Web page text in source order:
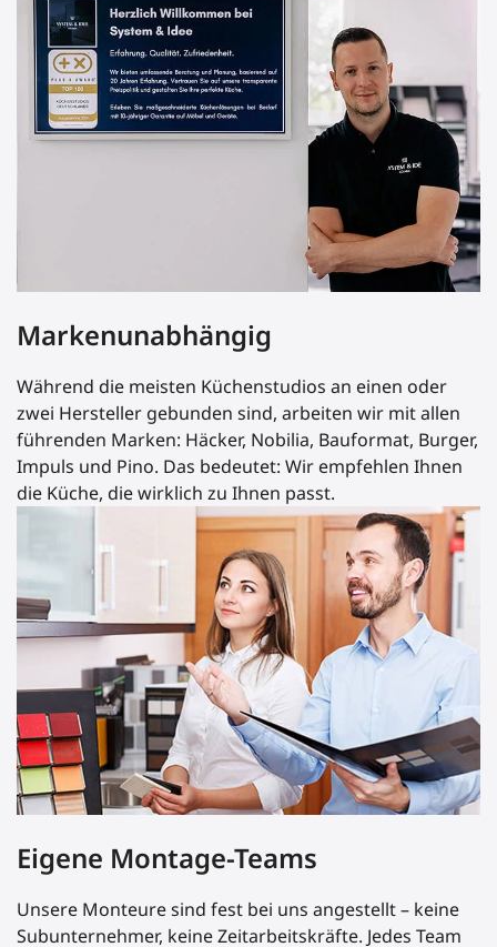
Markenunabhängig
Während die meisten Küchenstudios an einen oder
zwei Hersteller gebunden sind, arbeiten wir mit allen
führenden Marken: Häcker, Nobilia, Bauformat, Burger,
Impuls und Pino. Das bedeutet: Wir empfehlen Ihnen
die Küche, die wirklich zu Ihnen passt.
Eigene Montage-Teams
Unsere Monteure sind fest bei uns angestellt – keine
Subunternehmer, keine Zeitarbeitskräfte. Jedes Team